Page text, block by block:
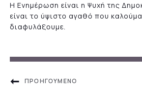
Η Ενημέρωση είναι η Ψυχή της
είναι το ύψιστο αγαθό που
διαφυλάξουμε.